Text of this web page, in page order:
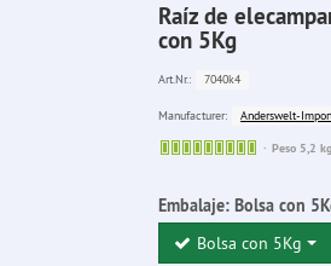
Raíz de
con 5Kg
Art.Nr.: 7040k4
Manufacturer:
Anderswelt-
Sofort
Peso 5,2 kg
Embalaje: Bolsa con
Bolsa con 5Kg